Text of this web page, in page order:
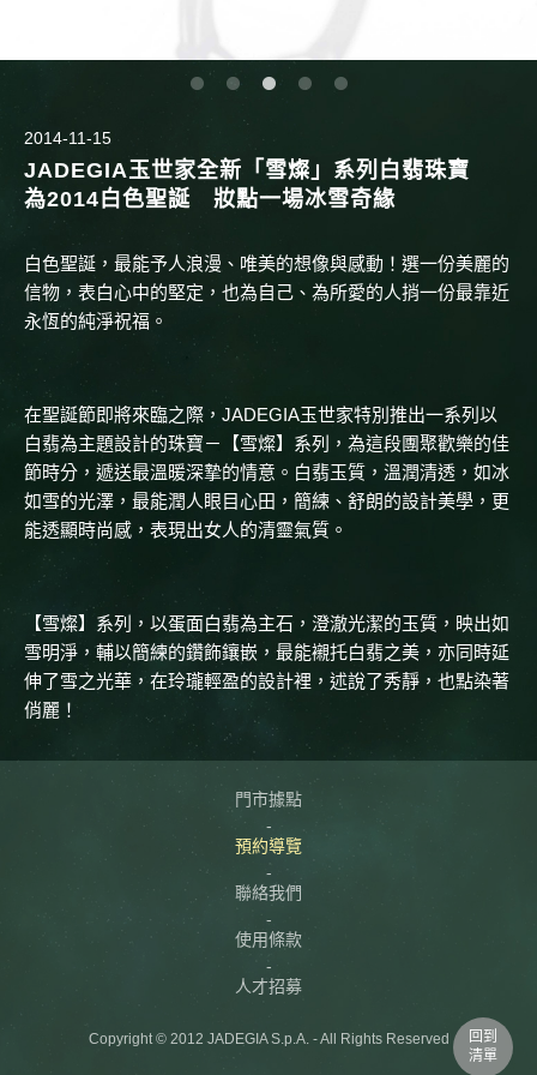
2014-11-15
JADEGIA玉世家全新「雪燦」系列白翡珠寶
為2014白色聖誕 妝點一場冰雪奇緣
白色聖誕，最能予人浪漫、唯美的想像與感動！選一份美麗的
信物，表白心中的堅定，也為自己、為所愛的人捎一份最靠近
永恆的純淨祝福。
在聖誕節即將來臨之際，JADEGIA玉世家特別推出一系列以
白翡為主題設計的珠寶－【雪燦】系列，為這段團聚歡樂的佳
節時分，遞送最溫暖深摯的情意。白翡玉質，溫潤清透，如冰
如雪的光澤，最能潤人眼目心田，簡練、舒朗的設計美學，更
能透顯時尚感，表現出女人的清靈氣質。
【雪燦】系列，以蛋面白翡為主石，澄澈光潔的玉質，映出如
雪明淨，輔以簡練的鑽飾鑲嵌，最能襯托白翡之美，亦同時延
伸了雪之光華，在玲瓏輕盈的設計裡，述說了秀靜，也點染著
俏麗！
回到
清單
門市據點
預約導覽
聯絡我們
使用條款
人才招募
Copyright © 2012 JADEGIA S.p.A. - All Rights Reserved